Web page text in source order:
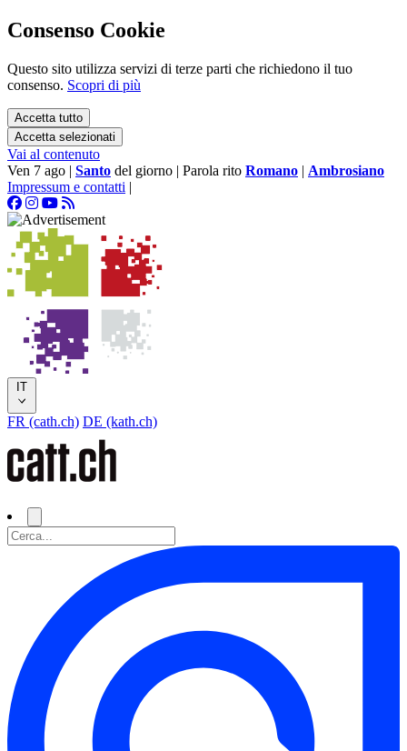
Consenso Cookie
Questo sito utilizza servizi di terze parti che richiedono il tuo
consenso. Scopri di più
Accetta tutto
Accetta selezionati
Vai al contenuto
Ven 7 ago | Santo del giorno | Parola rito Romano | Ambrosiano
Impressum e contatti |
IT
FR (cath.ch) DE (kath.ch)